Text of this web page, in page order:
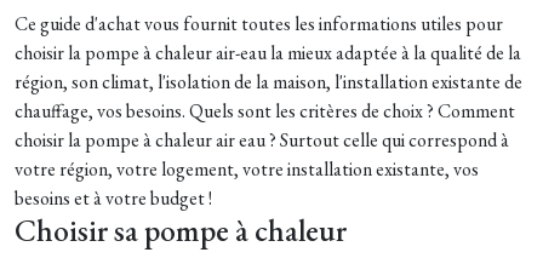
Ce guide d'achat vous fournit toutes les informations utiles pour
choisir la pompe à chaleur air-eau la mieux adaptée à la qualité de la
région, son climat, l'isolation de la maison, l'installation existante de
chauffage, vos besoins.Quels sont les critères de choix ? Comment
choisir la pompe à chaleur air eau ? Surtout celle qui correspond à
votre région, votre logement, votre installation existante, vos
besoins et à votre budget !
Choisir sa pompe à chaleur